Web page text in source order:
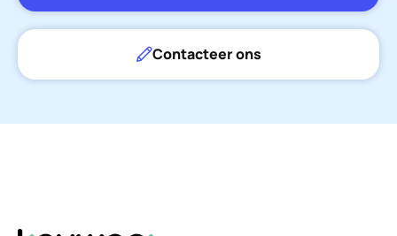
Contacteer ons